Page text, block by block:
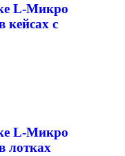
L-Микро
кейсах с
L-Микро
лотках